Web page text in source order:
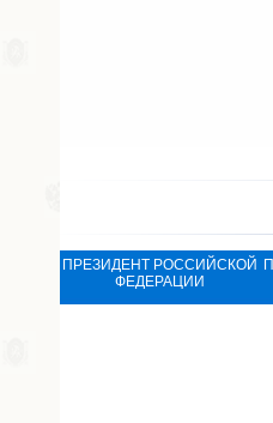
ПРЕЗИДЕНТ РОССИЙСКОЙ
ФЕДЕРАЦИИ